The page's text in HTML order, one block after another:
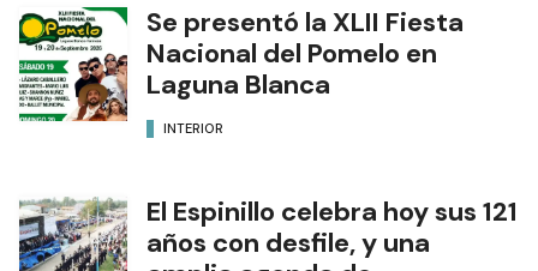
Se presentó la XLII Fiesta
Nacional del Pomelo en
Laguna Blanca
INTERIOR
El Espinillo celebra hoy sus 121
años con desfile, y una